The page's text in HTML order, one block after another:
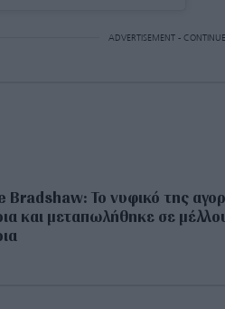
ADVERTISEMENT -
Bradshaw: Το νυφικό της
και μεταπωλήθηκε σε